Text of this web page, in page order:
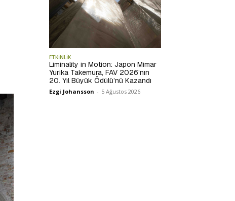
ETKİNLİK
Liminality in Motion: Japon Mimar
Yurika Takemura, FAV 2026’nın
20. Yıl Büyük Ödülü’nü Kazandı
Ezgi Johansson - 5 Ağustos 2026